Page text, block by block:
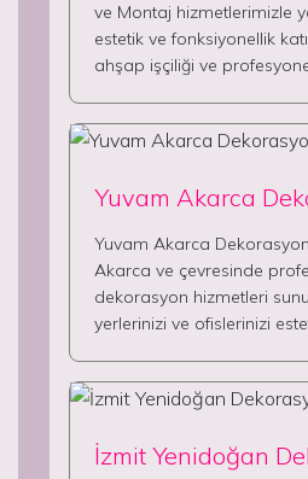
ve Montaj hizmetlerimizle
estetik ve fonksiyonellik
ahşap işçiliği ve
Yuvam Akarca
Yuvam Akarca
Akarca ve çevresinde
dekorasyon hizmetleri
yerlerinizi ve ofislerinizi
İzmit Yenidoğan